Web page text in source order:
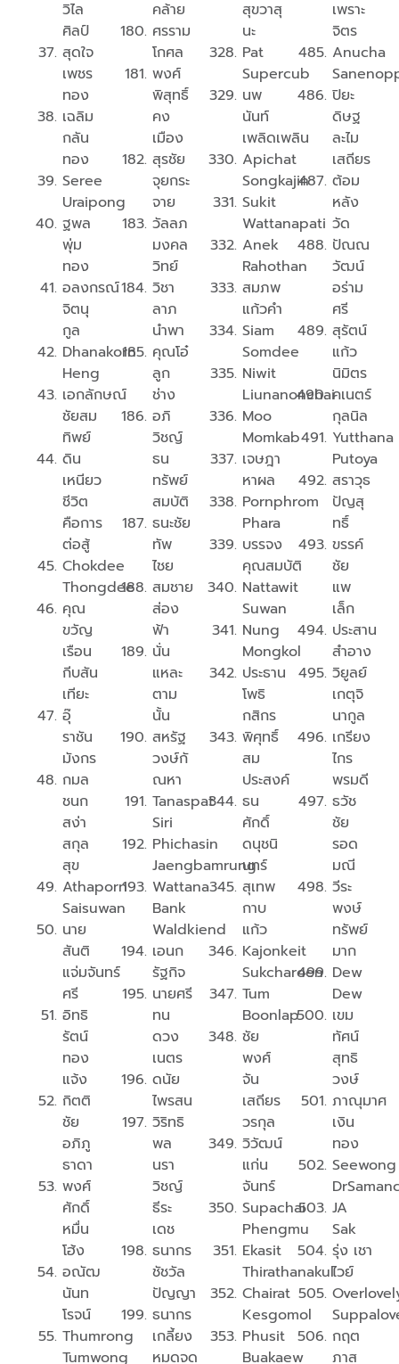
วิไล
ศิลป์
สุดใจ
เพชร
ทอง
เฉลิม​
กลัน​
ทอง​
Seree
Uraipong
ฐพล
พุ่ม
ทอง
อลงกรณ์​
จิต​นุ
กูล​
Dhanakorn
Heng
เอกลักษณ์
ชัยสม
ทิพย์
ดิน
เหนียว
ชีวิต
คือการ
ต่อสู้
Chokdee
Thongdee
คุณ
ขวัญ
เรือน​
กีบสัน
เทียะ
อุ๊
ราชัน
มังกร
กมล
ชนก
สง่า
สกุล
สุข
Athaporn
Saisuwan
นาย
สันติ
แจ่มจันทร์
ศรี
อิทธิ
รัตน์
ทอง
แจ้ง
กิตติ
ชัย
อภิภู
ธาดา
พงศ์
ศักดิ์
หมื่น
โฮ้ง
อณัฒ
นันท
โรจน์
Thumrong
Tumwong
คล้าย​
ศรราม
โกศล
พงศ์
พิสุทธิ์
คง
เมือง
สุรชัย
จุยกระ
จาย
วัลลภ
มงคล
วิทย์
วิชา
ลาภ
นำพา
คุณโอ๋
ลูก
ช่าง
อภิ
วิชญ์
ธน
ทรัพย์
สมบัติ
ธนะชัย
ทัพ
ไชย
สมชาย
ส่อง
ฟ้า
นั่น
แหละ
ตาม
นั้น
สหรัฐ​
วงษ์​ก​ั​
ณ​หา​
Tanaspat
Siri
Phichasin
Jaengbamrung
Wattana
Bank
Waldkiend
เอนก
รัฐกิจ
นายศรี
ทน
ดวง
เนตร
ดนัย
ไพรสน
วิริทธิ
พล
นรา
วิชญ์
ธีระ
เดช
ธนากร
ชัชวัล
ปัญญา
ธนากร
เกลี้ยง
หมดจด
สุขวาสุ
นะ
Pat
Supercub
นพ
นันท์
เพลิดเพลิน
Apichat
Songkajin
Sukit
Wattanapati
Anek
Rahothan
สมภพ
แก้วคำ
Siam
Somdee
Niwit
Liunanonchai
Moo
Momkab
เจษฎา
หาผล
Pornphrom
Phara
บรรจง
คุณสมบัติ
Nattawit
Suwan
Nung
Mongkol
ประธาน
โพธิ
กสิกร
พิศุทธิ์
สม
ประสงค์
ธน
ศักดิ์
ดนุชนิ
นทร์
สุเทพ
กาบ
แก้ว
Kajonkeit
Sukcharoen
Tum
Boonlap
ชัย
พงศ์
จัน
เสถียร
วรกุล
วิวัฒน์
แก่น
จันทร์
Supachai
Phengmu
Ekasit
Thirathanakul
Chairat
Kesgomol
Phusit
Buakaew
เพราะ
จิตร
Anucha
ปิยะ
ดิษฐ
ละไม
เสถียร
ต้อม
หลัง
วัด
ปัณณ
วัฒน์
อร่าม
ศรี
สุรัตน์
แก้ว
นิมิตร
คเนตร์
กุลนิล
Yutthana
Putoya
สราวุธ
ปัญสุ
ทธิ์
ขรรค์
ชัย
แพ
เล็ก
ประสาน
สำอาง
วิยูลย์
เกตุจิ
นากูล
เกรียง
ไกร
พรมดี
ธวัช
ชัย
รอด
มณี
วีระ
พงษ์
ทรัพย์
มาก
Dew
Dew
เขม
ทัศน์​
สุทธิ​
วงษ์​
ภาณุมาศ
เงิน
ทอง
Seewong
JA
Sak
รุ่ง เชา
ไวย์
กฤต
ภาส